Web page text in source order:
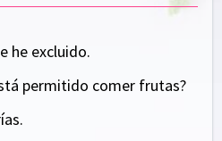
he excluido.
permitido comer frutas?